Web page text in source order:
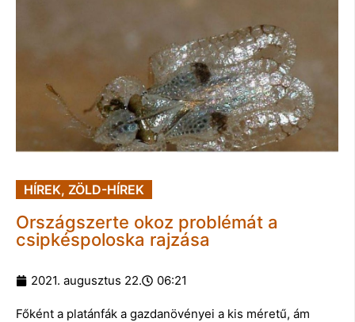
HÍREK, ZÖLD-HÍREK
Országszerte okoz problémát a
csipkéspoloska rajzása
2021. augusztus 22. 06:21
Főként a platánfák a gazdanövényei a kis méretű, ám